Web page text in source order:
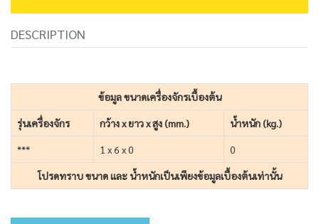
DESCRIPTION
ข้อมูล ขนาดเครื่องจักรเบื้องต้น
รุ่นเครื่องจักร กว้าง x ยาว x สูง (mm.) น้ำหนัก (kg.)
*** 1 x 6 x 0 0
โปรดทราบ ขนาด และ น้ำหนักเป็นเพียงข้อมูลเบื้องต้นเท่านั้น